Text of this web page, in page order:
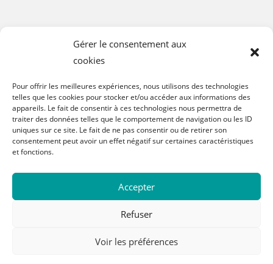
Gérer le consentement aux
cookies
Pour offrir les meilleures expériences, nous utilisons des technologies
telles que les cookies pour stocker et/ou accéder aux informations des
appareils. Le fait de consentir à ces technologies nous permettra de
traiter des données telles que le comportement de navigation ou les ID
uniques sur ce site. Le fait de ne pas consentir ou de retirer son
consentement peut avoir un effet négatif sur certaines caractéristiques
et fonctions.
Accepter
Refuser
Voir les préférences
Mentions légales
Conditions Générales de Vente
Politique de cookies